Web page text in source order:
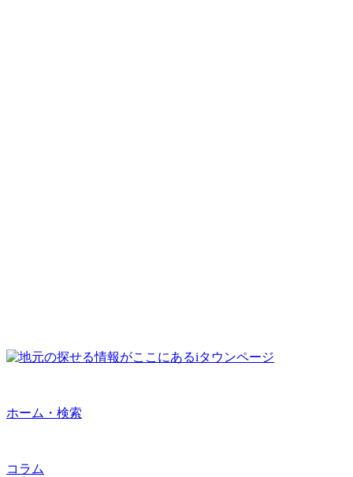
ホーム・検索
コラム